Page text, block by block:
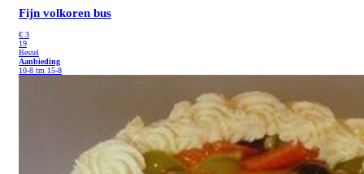
Fijn volkoren bus
€ 3
19
Bestel
Aanbieding
10-8 tm 15-8